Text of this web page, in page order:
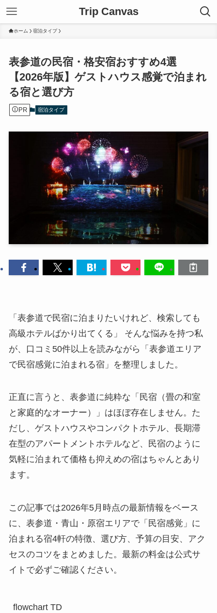
Trip Canvas
ホーム 宿泊タイプ
表参道の民宿・格安宿おすすめ4選
【2026年版】ゲストハウス感覚で泊まれ
る宿と選び方
PR 宿泊タイプ
「表参道で民宿に泊まりたいけれど、検索しても
高級ホテルばかり出てくる」 そんな悩みを持つ私
が、口コミ50件以上を読みながら「表参道エリア
で民宿感覚に泊まれる宿」を整理しました。
正直に言うと、表参道に純粋な「民宿（畳の和室
と家庭的なオーナー）」はほぼ存在しません。た
だし、ゲストハウスやコンパクトホテル、長期滞
在型のアパートメントホテルなど、民宿のように
気軽に泊まれて価格も抑えめの宿はちゃんとあり
ます。
この記事では2026年5月時点の最新情報をベース
に、表参道・青山・原宿エリアで「民宿感覚」に
泊まれる宿4軒の特徴、選び方、予算の目安、アク
セスのコツをまとめました。最新の料金は公式サ
イトで必ずご確認ください。
flowchart TD